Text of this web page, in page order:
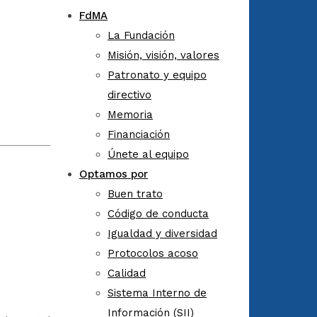
FdMA
La Fundación
Misión, visión, valores
Patronato y equipo
directivo
Memoria
Financiación
Únete al equipo
Optamos por
Buen trato
Código de conducta
Igualdad y diversidad
Protocolos acoso
Calidad
Sistema Interno de
Información (SII)